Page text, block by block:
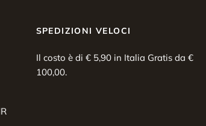
SPEDIZIONI VELOCI
Il costo è di € 5,90 in Italia Gratis da €
100,00.